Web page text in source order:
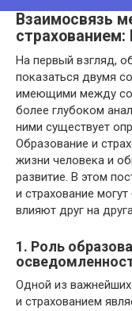
Взаимосвязь
страхованием:
На первый взгляд,
показаться двумя
имеющими между
более глубоком
ними существует
Образование и
жизни человека и
развитие. В этом
и страхование
влияют друг на
1. Роль
Одной из
и страхованием